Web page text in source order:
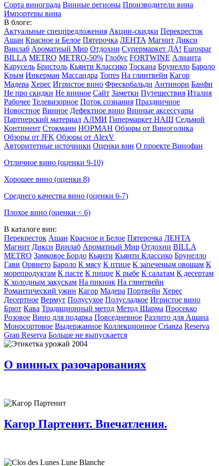
Сорта винограда Винные регионы Производители вина
Импортеры вина
В блоге:
Актуальные спецпредложения Акции-скидки Перекресток
Ашан Красное и Белое Пятерочка ЛЕНТА Магнит Дикси
Винлаб Ароматный Мир Отдохни Супермаркет ДА! Eurospar
BILLA METRO METRO-50% Глобус FORTWINE Алианта
Карусель Бристоль Кьянти Классико Тоскана Брунелло Бароло
Крым Инкерман Массандра Torres На глинтвейн Кагор
Мадера Херес Игристое вино Фрескобальди Антинори Банфи
Не про скидки Не винное Сайт Заметки Путешествия Италия
Рабочее Телевизорное Поток сознания Праздничное
Новостное Винное Дефектное вино Винные аксессуары
Партнерский материал АЛМИ Гипермаркет НАШ Седьмой
Континент Стокманн НОРМАН Обзоры от Виноголика
Обзоры от JFK Обзоры от AlexV
Авторитетные источники Оценки вин О проекте Винофан
Отличное вино (оценки 9-10)
Хорошее вино (оценки 8)
Среднего качества вино (оценки 6-7)
Плохое вино (оценки < 6)
В каталоге вин:
Перекресток Ашан Красное и Белое Пятерочка ЛЕНТА
Магнит Дикси Винлаб Ароматный Мир Отдохни BILLA
METRO Замковое Бордо Кьянти Кьянти Классико Брунелло
Гави Орвието Бароло К мясу К птице К запеченым овощам К
морепродуктам К пасте К пицце К рыбе К салатам К десертам
К холодным закускам На пикник На глинтвейн
Романтический ужин Кагор Мадера Портвейн Херес
Десертное Вермут Полусухое Полусладкое Игристое вино
Брют Кава Традиционный метод Метод Шарма Просекко
Розовое Вино для подарка Повседневное Разлито для Ашана
Моносортовое Выдержанное Коллекционное Crianza Reserva
Gran Reserva Больше не выпускается
О винных разочарованиях
Кагор Партенит. Впечатления.